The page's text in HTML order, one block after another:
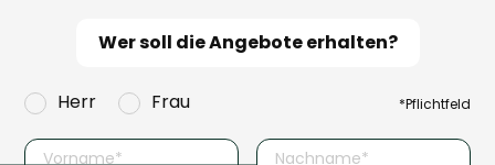
Wer soll die Angebote erhalten?
Herr Frau *Pflichtfeld